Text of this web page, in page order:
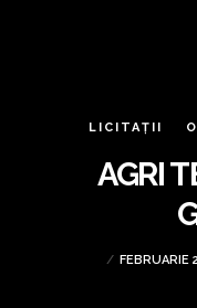
LICITAȚII
AGRI
FEBRUARIE